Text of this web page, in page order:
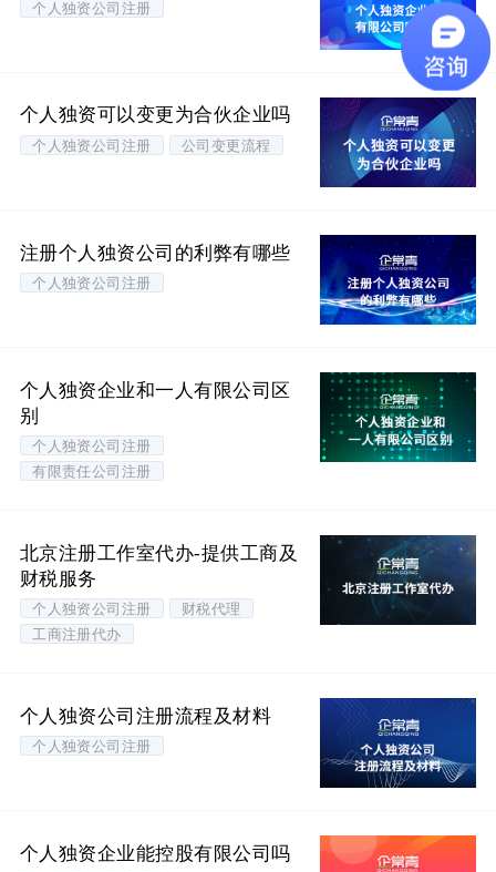
个人独资公司注册
个人独资可以变更为合伙企业吗
个人独资公司注册 公司变更流程
注册个人独资公司的利弊有哪些
个人独资公司注册
个人独资企业和一人有限公司区
别
个人独资公司注册
有限责任公司注册
北京注册工作室代办-提供工商及
财税服务
个人独资公司注册
财税代理
工商注册代办
个人独资公司注册流程及材料
个人独资公司注册
个人独资企业能控股有限公司吗